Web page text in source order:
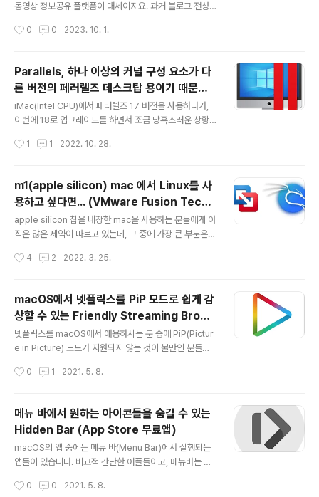
보니, 여러 개의 동영상이 다운로드되어 여유 저장공간을
불필요하게 다운로드된 동양상을 정리할 필요가 생길 수
동영상 정보공유 플랫폼이 대세이지요. 과거 블로그 전성
것이 큰 과제중에 하나 였습니다. 아무래도 로딩 속도에 지
압축율이 좋은 JPG 파일을 사용하지만, PNG 파일을 선
호 하시는 분들도 많습니다. 과거에는 ImageOptim 나 O
ptiImage 같은 앱들이 굉장히 좋은 평가를 받았습니다.
압축률이 좋아서 꽤나 파일 크기를 줄일 수 있었죠. 문제는
압축 속도가 느리다는 것이 흠이라면 흠이랄까.. 오늘 소개
macOS를 모두 지원하는 Image Compressor 앱으로
0 0 2023. 10. 1.
Parallels, 하나 이상의 커널 구성 요소가 다
른 버전의 페러렐즈 데스크탑 용이기 때문에
가상 머신을 시작할 수 없습니다. - 오류 대처
법
iMac(Intel CPU)에서 페러렐즈 17 버전을 사용하다가,
이번에 18로 업그레이드를 하면서 조금 당혹스러운 상황
분들이 있을까봐 간단히 기록을 남겨 봅니다. Parallels 1
서 실행이 되지를 않았습니다. (욕나올 뻔..) 메시지를 보니,
제목처럼, "하나 이상의 커널 구성 요소가 버전이 달라 시
작할 수 없다."는 메시지 였습니다. 영문으로는 "Unable t
o start the virtual machine because one or more
1 1 2022. 10. 28.
m1(apple silicon) mac 에서 Linux를 사
용하고 싶다면... (VMware Fusion Techn
ical Preview를 이용하는 방법)
apple silicon 칩을 내장한 mac을 사용하는 분들에게 아
직은 많은 제약이 따르고 있는데, 그 중에 가장 큰 부분은
사용하기 어렵다는 것입니다. 물론, 몇 가지 솔루션이 있기
있지만, 돈이 들고.. 최근에 Asahi Linux가 mac Multi-B
ooting을 지원.. native하게 M1 mac에 설치할 수 있는
가능성이 등장했지만, 이 역시도 초보자들이 사용하기에
쉽지 않을 뿐만 아니라, 아직은 alpha 버전이라 여러가지
만, 개인적..
4 2 2022. 3. 25.
macOS에서 넷플릭스를 PiP 모드로 쉽게 감
상할 수 있는 Friendly Streaming Brows
er (AppStore 무료앱)
넷플릭스를 macOS에서 애용하시는 분 중에 PiP(Pictur
e in Picture) 모드가 지원되지 않는 것이 불만인 분들도
답은 있게 마련이지요. 이번 포스트에서 소개해드리는 Fri
만 아니라 Streaming을 지원하는 다양한 서비스들을 Pi
P모드로 즐기실 수 있습니다. 물론 Mac에 저장된 동영상
파일도 PiP 모드로 플레이 할 수 있습니다. 위의 스샷은 yo
utube 서비스 스샷입니다. 넷플릭스등은 컨텐츠 보호를
위해 캡쳐시 영상화면이 캡처되지 않죠.. TT. 위의 창에서
확인하실 수 있습니다. 이 버튼을 이용..
0 1 2021. 5. 8.
메뉴 바에서 원하는 아이콘들을 숨길 수 있는
Hidden Bar (App Store 무료앱)
macOS의 앱 중에는 메뉴 바(Menu Bar)에서 실행되는
앱들이 있습니다. 비교적 간단한 어플들이고, 메뉴바는 앱
근성이 좋은 장점이 있지요. 하지만, 메뉴바 인터페이스를
0 0 2021. 5. 8.